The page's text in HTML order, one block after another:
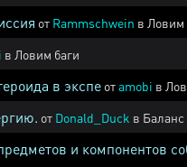
от Rammschwein в Ловим
в Ловим баги
в экспе отamobi в
от Donald_Duck в Баланс
и компонентов